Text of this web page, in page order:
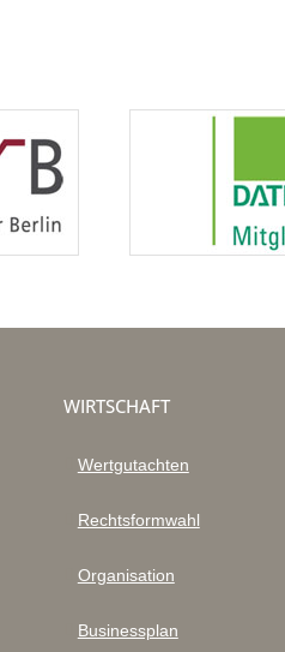
WIRTSCHAFT
Wertgutachten
Rechtsformwahl
Organisation
Businessplan